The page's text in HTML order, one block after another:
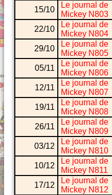
15/10
Le journal de
Mickey N803
22/10
Le journal de
Mickey N804
29/10
Le journal de
Mickey N805
05/11
Le journal de
Mickey N806
12/11
Le journal de
Mickey N807
19/11
Le journal de
Mickey N808
26/11
Le journal de
Mickey N809
03/12
Le journal de
Mickey N810
10/12
Le journal de
Mickey N811
17/12
Le journal de
Mickey N812